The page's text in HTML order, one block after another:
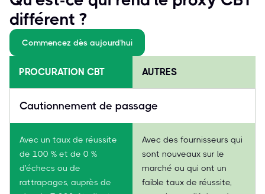
différent ?
Commencez dès aujourd'hui
PROCURATION CBT AUTRES
Cautionnement de passage
Avec un taux de réussite
de 100 % et de 0 %
d'échecs ou de
rattrapages, auprès de
Avec des fournisseurs qui
sont nouveaux sur le
marché ou qui ont un
faible taux de réussite,